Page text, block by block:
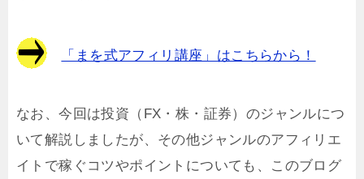
「まを式アフィリ講座」はこちらから！
なお、今回は投資（FX・株・証券）のジャンルにつ
いて解説しましたが、その他ジャンルのアフィリエ
イトで稼ぐコツやポイントについても、このブログ